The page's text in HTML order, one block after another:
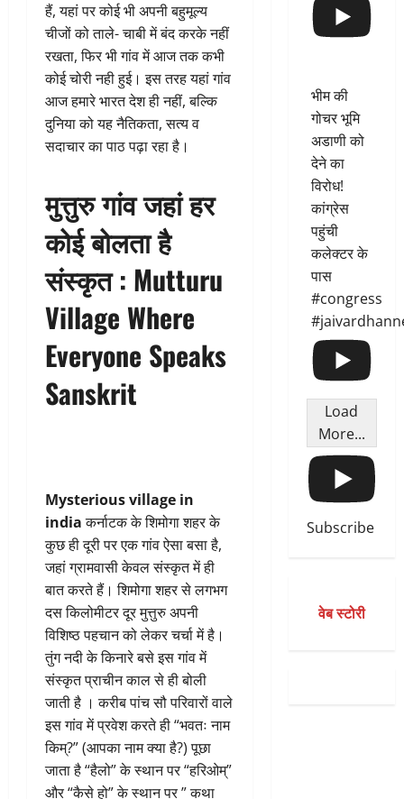
हैं, यहां पर कोई भी अपनी बहुमूल्य
चीजों को ताले- चाबी में बंद करके नहीं
रखता, फिर भी गांव में आज तक कभी
कोई चोरी नही हुई। इस तरह यहां गांव
आज हमारे भारत देश ही नहीं, बल्कि
दुनिया को यह नैतिकता, सत्य व
सदाचार का पाठ पढ़ा रहा है।
मुत्तुरु गांव जहां हर
कोई बोलता है
संस्कृत : Mutturu
Village Where
Everyone Speaks
Sanskrit
Mysterious village in
indiaकर्नाटक के शिमोगा शहर के
कुछ ही दूरी पर एक गांव ऐसा बसा है,
जहां ग्रामवासी केवल संस्कृत में ही
बात करते हैं। शिमोगा शहर से लगभग
दस किलोमीटर दूर मुत्तुरु अपनी
विशिष्ठ पहचान को लेकर चर्चा में है।
तुंग नदी के किनारे बसे इस गांव में
संस्कृत प्राचीन काल से ही बोली
जाती है । करीब पांच सौ परिवारों वाले
इस गांव में प्रवेश करते ही “भवतः नाम
किम्?” (आपका नाम क्या है?) पूछा
जाता है “हैलो” के स्थान पर “हरिओम्”
और “कैसे हो” के स्थान पर ” कथा
भीम की
गोचर भूमि
अडाणी को
देने का
विरोध!
कांग्रेस
पहुंची
कलेक्टर के
पास
#congress
Load
More...
Subscribe
वेब स्टोरी